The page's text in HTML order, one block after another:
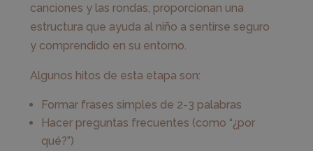
canciones y las rondas, proporcionan una
estructura que ayuda al niño a sentirse seguro
y comprendido en su entorno.
Algunos hitos de esta etapa son:
Formar frases simples de 2-3 palabras
Hacer preguntas frecuentes (como “¿por
qué?”)